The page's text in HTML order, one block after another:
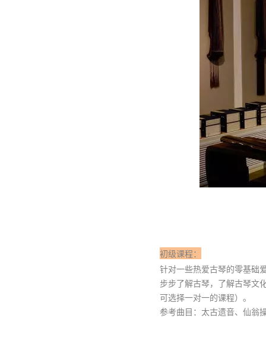
初级课程：
针对一些热爱古琴的零基础
步步了解古琴，了解古琴文
可选择一对一的课程）。
参考曲目：太古遗音、仙翁